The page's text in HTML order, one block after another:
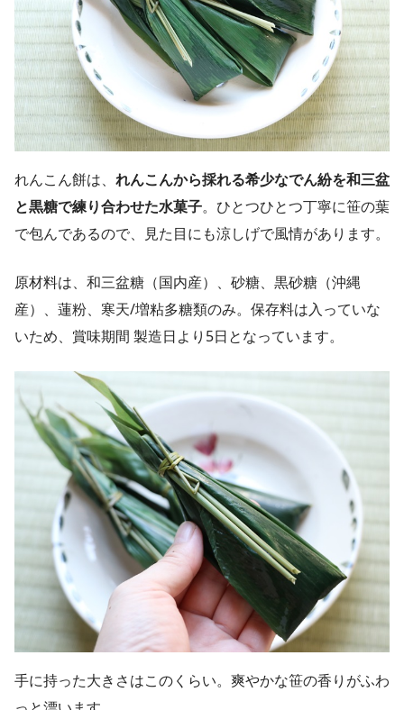
れんこん餅は、 れんこんから採れる希少なでん紛を和三盆
と黒糖で練り合わせた水菓子。ひとつひとつ丁寧に笹の葉
で包んであるので、見た目にも涼しげで風情があります。
原材料は、和三盆糖（国内産）、砂糖、黒砂糖（沖縄
産）、蓮粉、寒天/増粘多糖類のみ。保存料は入っていな
いため、賞味期間 製造日より5日となっています。
手に持った大きさはこのくらい。爽やかな笹の香りがふわ